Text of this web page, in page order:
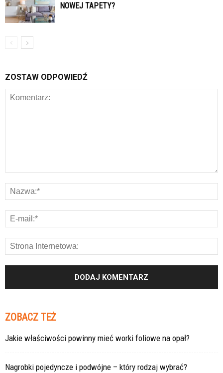
NOWEJ TAPETY?
ZOSTAW ODPOWIEDŹ
ZOBACZ TEŻ
Jakie właściwości powinny mieć worki foliowe na opał?
Nagrobki pojedyncze i podwójne – który rodzaj wybrać?